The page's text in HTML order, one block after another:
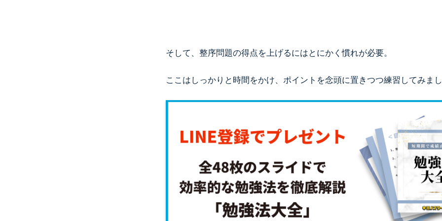
そして、整序問題の得点を上げるにはとにかく慣れが必要。
ここはしっかりと時間をかけ、ポイントを念頭に置きつつ練習してみま